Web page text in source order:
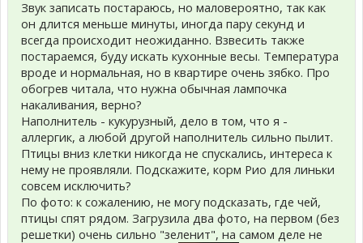
Звук записать постараюсь, но маловероятно, так как
он длится меньше минуты, иногда пару секунд и
всегда происходит неожиданно. Взвесить также
постараемся, буду искать кухонные весы. Температура
вроде и нормальная, но в квартире очень зябко. Про
обогрев читала, что нужна обычная лампочка
накаливания, верно?
Наполнитель - кукурузный, дело в том, что я -
аллергик, а любой другой наполнитель сильно пылит.
Птицы вниз клетки никогда не спускались, интереса к
нему не проявляли. Подскажите, корм Рио для линьки
совсем исключить?
По фото: к сожалению, не могу подсказать, где чей,
птицы спят рядом. Загрузила два фото, на первом (без
решетки) очень сильно "зеленит", на самом деле не